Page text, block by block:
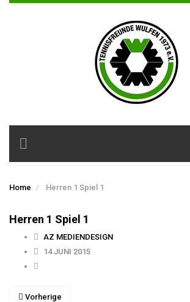
Toggle
navigation
Home Herren 1 Spiel 1
Herren 1 Spiel 1
AZ MEDIENDESIGN
14 JUNI 2015
Vorherige